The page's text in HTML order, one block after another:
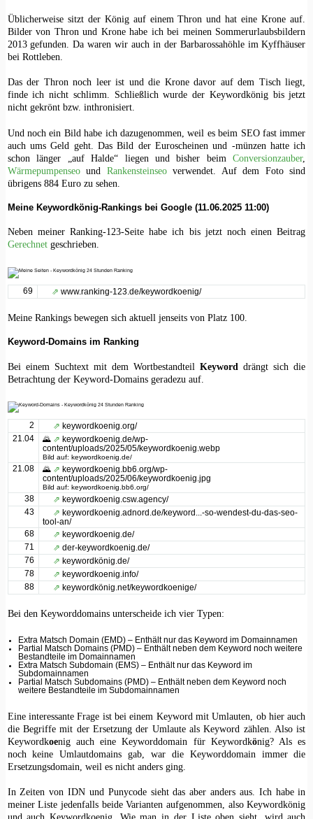
Üblicherweise sitzt der König auf einem Thron und hat eine Krone auf.
Bilder von Thron und Krone habe ich bei meinen Sommerurlaubsbildern
2013 gefunden. Da waren wir auch in der Barbarossahöhle im Kyffhäuser
bei Rottleben.
Das der Thron noch leer ist und die Krone davor auf dem Tisch liegt,
finde ich nicht schlimm. Schließlich wurde der Keywordkönig bis jetzt
nicht gekrönt bzw. inthronisiert.
Und noch ein Bild habe ich dazugenommen, weil es beim SEO fast immer
auch ums Geld geht. Das Bild der Euroscheinen und -münzen hatte ich
schon länger „auf Halde“ liegen und bisher beimConversionzauber,
Wärmepumpenseound Rankensteinseoverwendet. Auf dem Foto sind
übrigens 884 Euro zu sehen.
Meine Keywordkönig-Rankings bei Google (11.06.2025 11:00)
Neben meiner Ranking-123-Seite habe ich bis jetzt noch einen Beitrag
Gerechnetgeschrieben.
69 ⇗ www.ranking-123.de/keywordkoenig/
Meine Rankings bewegen sich aktuell jenseits von Platz 100.
Keyword-Domains im Ranking
Bei einem Suchtext mit dem WortbestandteilKeyword drängt sich die
Betrachtung der Keyword-Domains geradezu auf.
2 ⇗ keywordkoenig.org/
21.04
🌄 ⇗ keywordkoenig.de/wp-
content/uploads/2025/05/keywordkoenig.webp
Bild auf: keywordkoenig.de/
21.08 🌄 ⇗ keywordkoenig.bb6.org/wp-
content/uploads/2025/06/keywordkoenig.jpg
Bild auf: keywordkoenig.bb6.org/
38 ⇗ keywordkoenig.csw.agency/
43
⇗ keywordkoenig.adnord.de/keyword...-so-wendest-du-das-seo-
tool-an/
68
⇗ keywordkoenig.de/
71
⇗ der-keywordkoenig.de/
76
⇗ keywordkönig.de/
78
⇗ keywordkoenig.info/
88
⇗ keywordkönig.net/keywordkoenige/
Bei den Keyworddomains unterscheide ich vier Typen:
Extra Matsch Domain (EMD) – Enthält nur das Keyword im Domainnamen
Partial Matsch Domains (PMD) – Enthält neben dem Keyword noch weitere
Bestandteile im Domainnamen
Extra Matsch Subdomain (EMS) – Enthält nur das Keyword im
Subdomainnamen
Partial Matsch Subdomains (PMD) – Enthält neben dem Keyword noch
weitere Bestandteile im Subdomainnamen
Eine interessante Frage ist bei einem Keyword mit Umlauten, ob hier auch
die Begriffe mit der Ersetzung der Umlaute als Keyword zählen. Also ist
Keywordkoenig auch eine Keyworddomain für Keywordkönig? Als es
noch keine Umlautdomains gab, war die Keyworddomain immer die
Ersetzungsdomain, weil es nicht anders ging.
In Zeiten von IDN und Punycode sieht das aber anders aus. Ich habe in
meiner Liste jedenfalls beide Varianten aufgenommen, also Keywordkönig